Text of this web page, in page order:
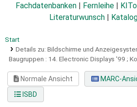
Fachdatenbanken
Fernleihe
Literaturwunsch
Start
Details zu: Bildschirme und
Baugruppen : 14. Electronic Displays '99 ;
Normale Ansicht
MARC-
ISBD